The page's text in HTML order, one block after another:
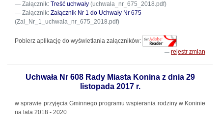
Załącznik: Treść uchwały (uchwala_nr_675_2018.pdf)
Załącznik: Załącznik Nr 1 do Uchwały Nr 675
(Zal_Nr_1_uchwala_nr_675_2018.pdf)
Pobierz aplikację do wyświetlania załączników:
rejestr zmian
Uchwała Nr 608 Rady Miasta Konina z dnia 29
listopada 2017 r.
w sprawie przyjęcia Gminnego programu wspierania rodziny w Koninie
na lata 2018 - 2020